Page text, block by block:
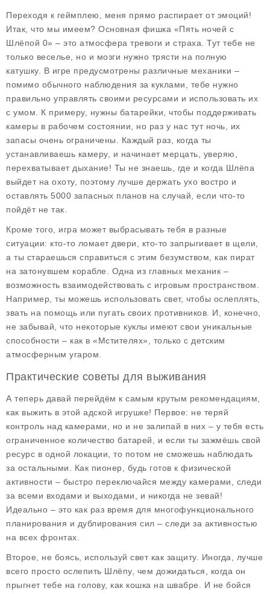
Переходя к геймплею, меня прямо распирает от эмоций!
Итак, что мы имеем? Основная фишка «Пять ночей с
Шлёпой 0» – это атмосфера тревоги и страха. Тут тебе не
только веселье, но и мозги нужно трясти на полную
катушку. В игре предусмотрены различные механики –
помимо обычного наблюдения за куклами, тебе нужно
правильно управлять своими ресурсами и использовать их
с умом. К примеру, нужны батарейки, чтобы поддерживать
камеры в рабочем состоянии, но раз у нас тут ночь, их
запасы очень ограничены. Каждый раз, когда ты
устанавливаешь камеру, и начинает мерцать, уверяю,
перехватывает дыхание! Ты не знаешь, где и когда Шлёпа
выйдет на охоту, поэтому лучше держать ухо востро и
оставлять 5000 запасных планов на случай, если что-то
пойдёт не так.
Кроме того, игра может выбрасывать тебя в разные
ситуации: кто-то ломает двери, кто-то запрыгивает в щели,
а ты стараешься справиться с этим безумством, как пират
на затонувшем корабле. Одна из главных механик –
возможность взаимодействовать с игровым пространством.
Например, ты можешь использовать свет, чтобы ослеплять,
звать на помощь или пугать своих противников. И, конечно,
не забывай, что некоторые куклы имеют свои уникальные
способности – как в «Мстителях», только с детским
атмосферным угаром.
Практические советы для выживания
А теперь давай перейдём к самым крутым рекомендациям,
как выжить в этой адской игрушке! Первое: не теряй
контроль над камерами, но и не залипай в них – у тебя есть
ограниченное количество батарей, и если ты зажмёшь свой
ресурс в одной локации, то потом не сможешь наблюдать
за остальными. Как пионер, будь готов к физической
активности – быстро переключайся между камерами, следи
за всеми входами и выходами, и никогда не зевай!
Идеально – это как раз время для многофункционального
планирования и дублирования сил – следи за активностью
на всех фронтах.
Второе, не боясь, используй свет как защиту. Иногда, лучше
всего просто ослепить Шлёпу, чем дожидаться, когда он
прыгнет тебе на голову, как кошка на швабре. И не бойся